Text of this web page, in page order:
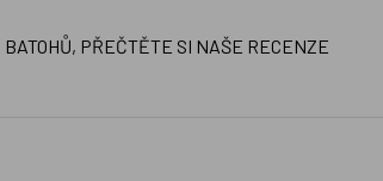
PŘEČTĚTE SI NAŠE RECENZE